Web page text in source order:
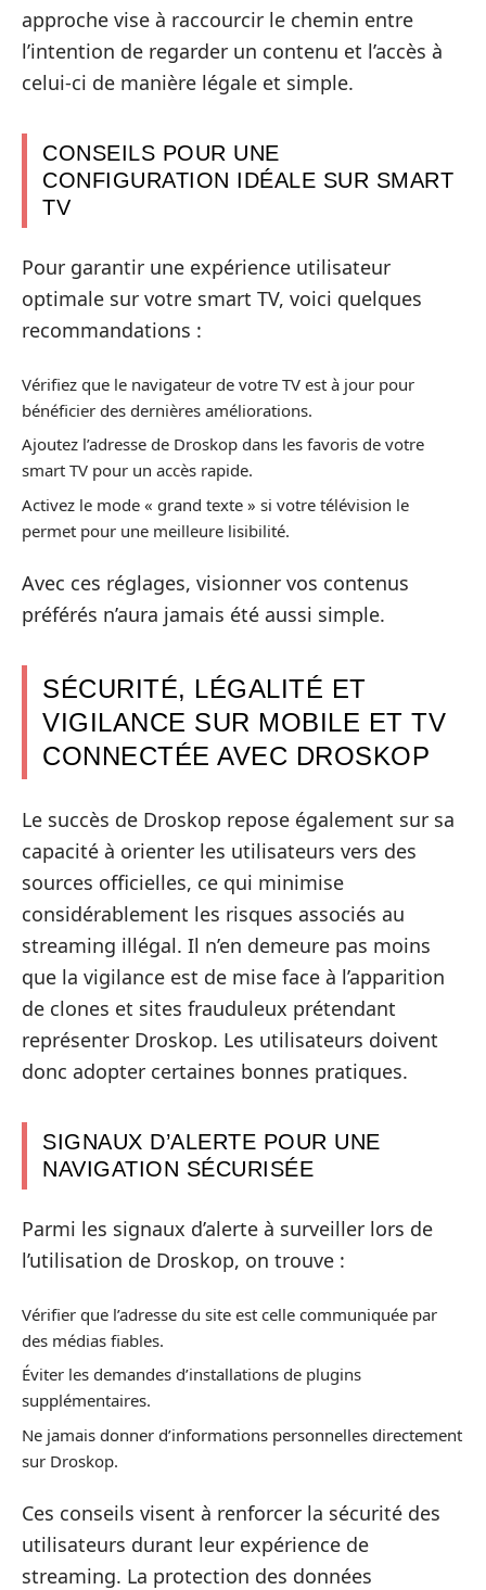
approche vise à raccourcir le chemin entre
l’intention de regarder un contenu et l’accès à
celui-ci de manière légale et simple.
CONSEILS POUR UNE
CONFIGURATION IDÉALE SUR SMART
TV
Pour garantir une expérience utilisateur
optimale sur votre smart TV, voici quelques
recommandations :
Vérifiez que le navigateur de votre TV est à jour pour
bénéficier des dernières améliorations.
Ajoutez l’adresse de Droskop dans les favoris de votre
smart TV pour un accès rapide.
Activez le mode « grand texte » si votre télévision le
permet pour une meilleure lisibilité.
Avec ces réglages, visionner vos contenus
préférés n’aura jamais été aussi simple.
SÉCURITÉ, LÉGALITÉ ET
VIGILANCE SUR MOBILE ET TV
CONNECTÉE AVEC DROSKOP
Le succès de Droskop repose également sur sa
capacité à orienter les utilisateurs vers des
sources officielles, ce qui minimise
considérablement les risques associés au
streaming illégal. Il n’en demeure pas moins
que la vigilance est de mise face à l’apparition
de clones et sites frauduleux prétendant
représenter Droskop. Les utilisateurs doivent
donc adopter certaines bonnes pratiques.
SIGNAUX D’ALERTE POUR UNE
NAVIGATION SÉCURISÉE
Parmi les signaux d’alerte à surveiller lors de
l’utilisation de Droskop, on trouve :
Vérifier que l’adresse du site est celle communiquée par
des médias fiables.
Éviter les demandes d’installations de plugins
supplémentaires.
Ne jamais donner d’informations personnelles directement
sur Droskop.
Ces conseils visent à renforcer la sécurité des
utilisateurs durant leur expérience de
streaming. La protection des données